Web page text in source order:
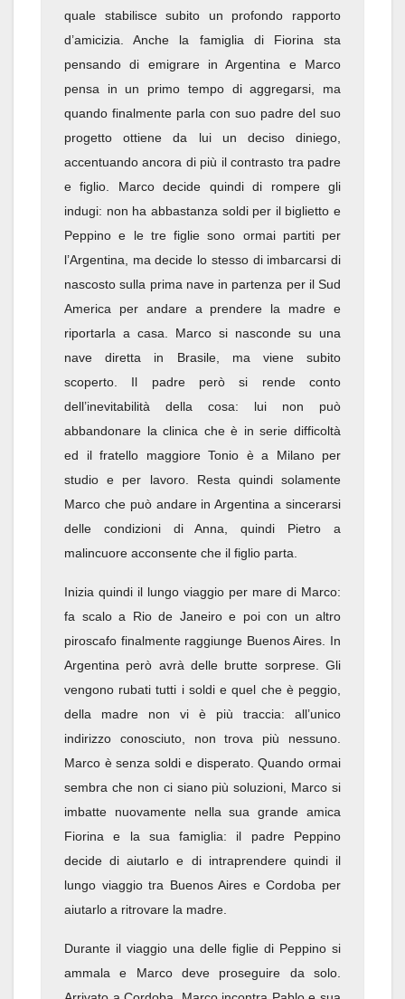
quale stabilisce subito un profondo rapporto
d’amicizia. Anche la famiglia di Fiorina sta
pensando di emigrare in Argentina e Marco
pensa in un primo tempo di aggregarsi, ma
quando finalmente parla con suo padre del suo
progetto ottiene da lui un deciso diniego,
accentuando ancora di più il contrasto tra padre
e figlio. Marco decide quindi di rompere gli
indugi: non ha abbastanza soldi per il biglietto e
Peppino e le tre figlie sono ormai partiti per
l’Argentina, ma decide lo stesso di imbarcarsi di
nascosto sulla prima nave in partenza per il Sud
America per andare a prendere la madre e
riportarla a casa. Marco si nasconde su una
nave diretta in Brasile, ma viene subito
scoperto. Il padre però si rende conto
dell’inevitabilità della cosa: lui non può
abbandonare la clinica che è in serie difficoltà
ed il fratello maggiore Tonio è a Milano per
studio e per lavoro. Resta quindi solamente
Marco che può andare in Argentina a sincerarsi
delle condizioni di Anna, quindi Pietro a
malincuore acconsente che il figlio parta.
Inizia quindi il lungo viaggio per mare di Marco:
fa scalo a Rio de Janeiro e poi con un altro
piroscafo finalmente raggiunge Buenos Aires. In
Argentina però avrà delle brutte sorprese. Gli
vengono rubati tutti i soldi e quel che è peggio,
della madre non vi è più traccia: all’unico
indirizzo conosciuto, non trova più nessuno.
Marco è senza soldi e disperato. Quando ormai
sembra che non ci siano più soluzioni, Marco si
imbatte nuovamente nella sua grande amica
Fiorina e la sua famiglia: il padre Peppino
decide di aiutarlo e di intraprendere quindi il
lungo viaggio tra Buenos Aires e Cordoba per
aiutarlo a ritrovare la madre.
Durante il viaggio una delle figlie di Peppino si
ammala e Marco deve proseguire da solo.